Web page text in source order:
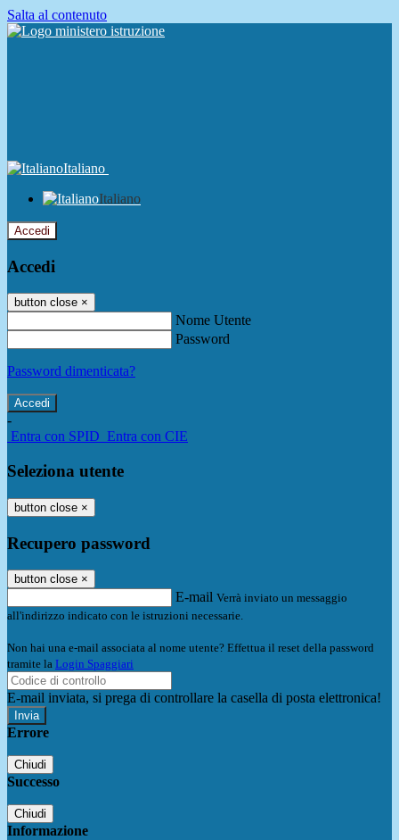
Salta al contenuto
Italiano
Italiano
Accedi
Accedi
button close ×
Nome Utente
Password
Password dimenticata?
-
Entra con SPID Entra con CIE
Seleziona utente
button close ×
Recupero password
button close ×
E-mail Verrà inviato un messaggio
all'indirizzo indicato con le istruzioni necessarie.
Non hai una e-mail associata al nome utente? Effettua il reset della password
tramite la Login Spaggiari
E-mail inviata, si prega di controllare la casella di posta elettronica!
Errore
Chiudi
Successo
Chiudi
Informazione